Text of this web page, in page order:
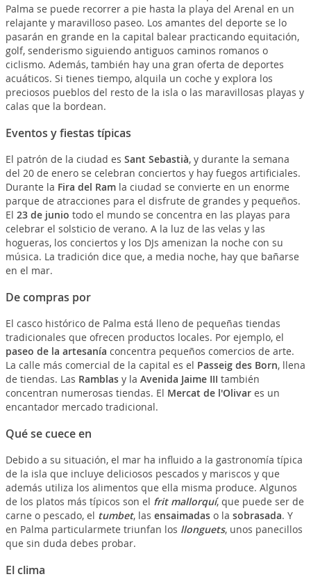
Palma se puede recorrer a pie hasta la playa del Arenal en un
relajante y maravilloso paseo. Los amantes del deporte se lo
pasarán en grande en la capital balear practicando equitación,
golf, senderismo siguiendo antiguos caminos romanos o
ciclismo. Además, también hay una gran oferta de deportes
acuáticos. Si tienes tiempo, alquila un coche y explora los
preciosos pueblos del resto de la isla o las maravillosas playas y
calas que la bordean.
Eventos y fiestas típicas
El patrón de la ciudad es Sant Sebastià, y durante la semana
del 20 de enero se celebran conciertos y hay fuegos artificiales.
Durante la Fira del Ramla ciudad se convierte en un enorme
parque de atracciones para el disfrute de grandes y pequeños.
El 23 de junio todo el mundo se concentra en las playas para
celebrar el solsticio de verano. A la luz de las velas y las
hogueras, los conciertos y los DJs amenizan la noche con su
música. La tradición dice que, a media noche, hay que bañarse
en el mar.
De compras por
El casco histórico de Palma está lleno de pequeñas tiendas
tradicionales que ofrecen productos locales. Por ejemplo, el
paseo de la artesanía concentra pequeños comercios de arte.
La calle más comercial de la capital es el Passeig des Born, llena
de tiendas. Las Ramblasy la Avenida Jaime III también
concentran numerosas tiendas. El Mercat de l'Olivares un
encantador mercado tradicional.
Qué se cuece en
Debido a su situación, el mar ha influido a la gastronomía típica
de la isla que incluye deliciosos pescados y mariscos y que
además utiliza los alimentos que ella misma produce. Algunos
de los platos más típicos son el frit mallorquí, que puede ser de
carne o pescado, el tumbet, las ensaimadaso la sobrasada. Y
en Palma particularmete triunfan los llonguets, unos panecillos
que sin duda debes probar.
El clima